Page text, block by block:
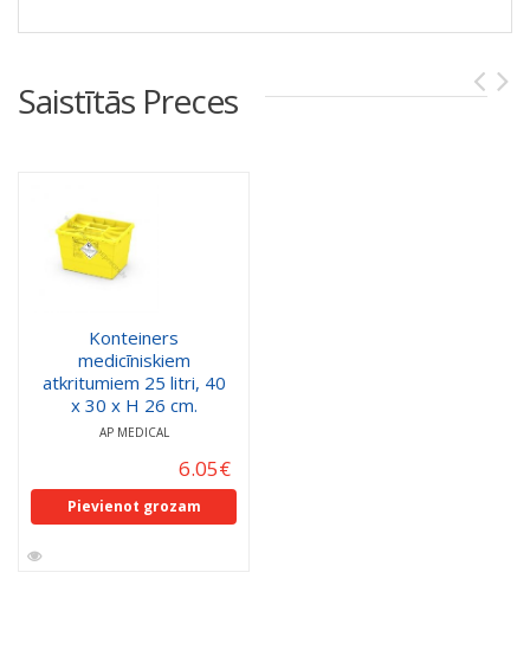
Saistītās Preces
Konteiners
medicīniskiem
atkritumiem 25 litri, 40
x 30 x H 26 cm.
AP MEDICAL
6.05€
Pievienot grozam